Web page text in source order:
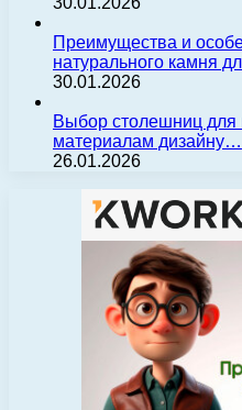
Преимущества и
натурального камня
30.01.2026
Выбор столешниц для
материалам дизайну…
26.01.2026